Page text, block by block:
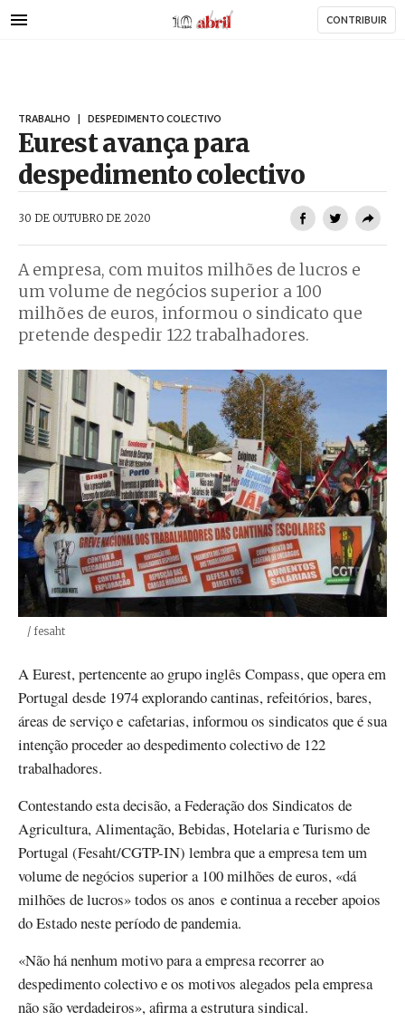
para
AbrilAbril CONTRIBUIR
TRABALHO DESPEDIMENTO COLECTIVO
Eurest avança para
despedimento colectivo
30 DE OUTUBRO DE 2020
A empresa, com muitos milhões de lucros e
um volume de negócios superior a 100
milhões de euros, informou o sindicato que
pretende despedir 122 trabalhadores.
Créditos
/ fesaht
A Eurest, pertencente ao grupo inglês Compass, que opera em
Portugal desde 1974 explorando cantinas, refeitórios, bares,
áreas de serviço e cafetarias, informou os sindicatos que é sua
intenção proceder ao despedimento colectivo de 122
trabalhadores.
Contestando esta decisão, a Federação dos Sindicatos de
Agricultura, Alimentação, Bebidas, Hotelaria e Turismo de
Portugal (Fesaht/CGTP-IN) lembra que a empresa tem um
volume de negócios superior a 100 milhões de euros, «dá
milhões de lucros» todos os anos e continua a receber apoios
do Estado neste período de pandemia.
«Não há nenhum motivo para a empresa recorrer ao
despedimento colectivo e os motivos alegados pela empresa
não são verdadeiros», afirma a estrutura sindical.